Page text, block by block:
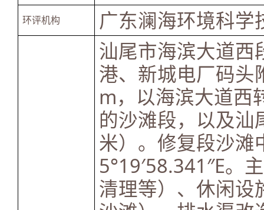
环评机构 广东澜海环境科学
汕尾市海滨大道西
港、新城电厂码头
m，以海滨大道西
的沙滩段，以及
米）。修复段沙滩
5°19′58.341″E。
清理等）、休闲设